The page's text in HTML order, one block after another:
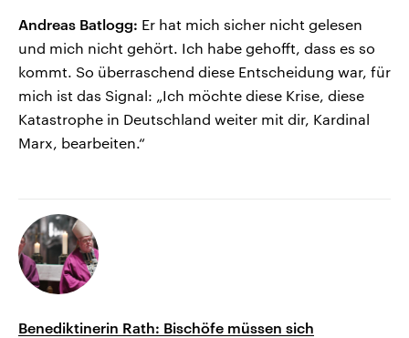
Andreas Batlogg: Er hat mich sicher nicht gelesen
und mich nicht gehört. Ich habe gehofft, dass es so
kommt. So überraschend diese Entscheidung war, für
mich ist das Signal: „Ich möchte diese Krise, diese
Katastrophe in Deutschland weiter mit dir, Kardinal
Marx, bearbeiten.“
Benediktinerin Rath: Bischöfe müssen sich